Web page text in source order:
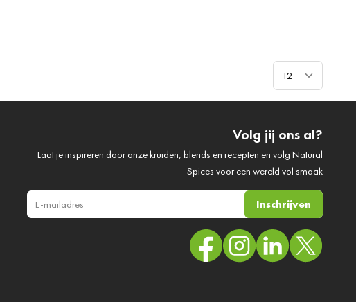
Toon
Volg jij ons al?
Laat je inspireren door onze kruiden, blends en recepten en volg Natural
Spices voor een wereld vol smaak
E-mail adres
Inschrijven